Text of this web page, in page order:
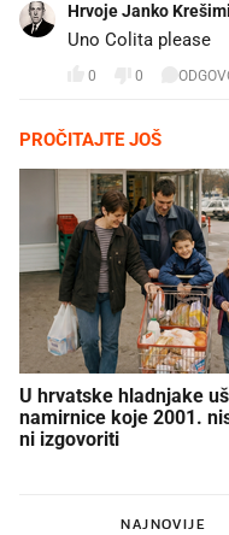
Hrvoje Janko
rčubić
Uno Colita please
0 0
PROČITAJTE JOŠ
U hrvatske hladnjake
namirnice koje 2001.
ni izgovoriti
NAJNOVIJE